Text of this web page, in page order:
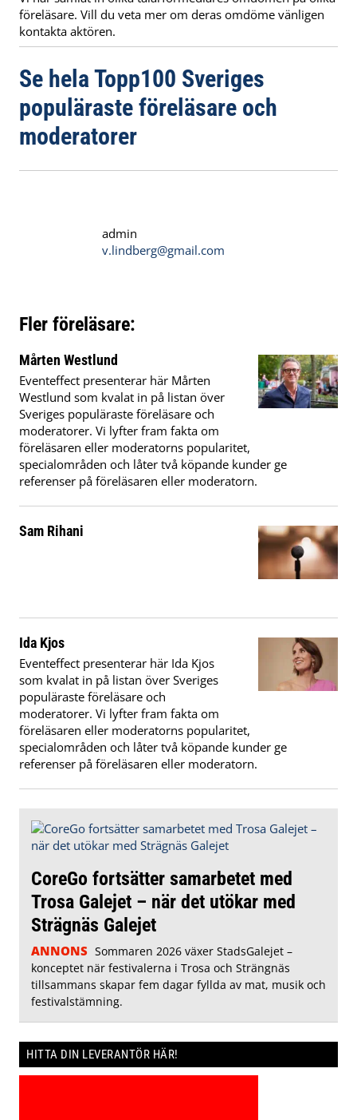
föreläsare. Vill du veta mer om deras omdöme vänligen
kontakta aktören.
Se hela Topp100 Sveriges
populäraste föreläsare och
moderatorer
admin
v.lindberg@gmail.com
Fler föreläsare:
Mårten Westlund
Eventeffect presenterar här Mårten
Westlund som kvalat in på listan över
Sveriges populäraste föreläsare och
moderatorer. Vi lyfter fram fakta om
föreläsaren eller moderatorns popularitet,
specialområden och låter två köpande kunder ge
referenser på föreläsaren eller moderatorn.
Sam Rihani
Ida Kjos
Eventeffect presenterar här Ida Kjos
som kvalat in på listan över Sveriges
populäraste föreläsare och
moderatorer. Vi lyfter fram fakta om
föreläsaren eller moderatorns popularitet,
specialområden och låter två köpande kunder ge
referenser på föreläsaren eller moderatorn.
CoreGo fortsätter samarbetet med
Trosa Galejet – när det utökar med
Strägnäs Galejet
ANNONS Sommaren 2026 växer StadsGalejet –
konceptet när festivalerna i Trosa och Strängnäs
tillsammans skapar fem dagar fyllda av mat, musik och
festivalstämning.
HITTA DIN LEVERANTÖR HÄR!